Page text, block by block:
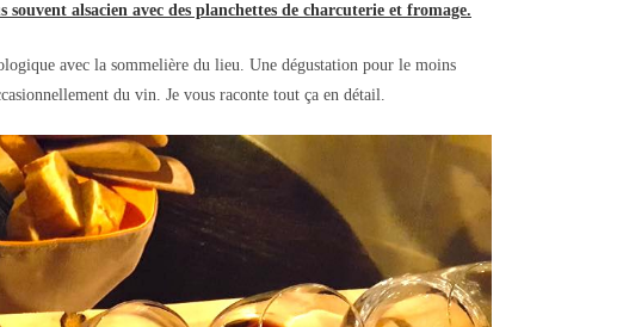
alsacien avec des planchettes de charcuterie et fromage.
avec la sommelière du lieu. Une dégustation pour le moins
du vin. Je vous raconte tout ça en détail.